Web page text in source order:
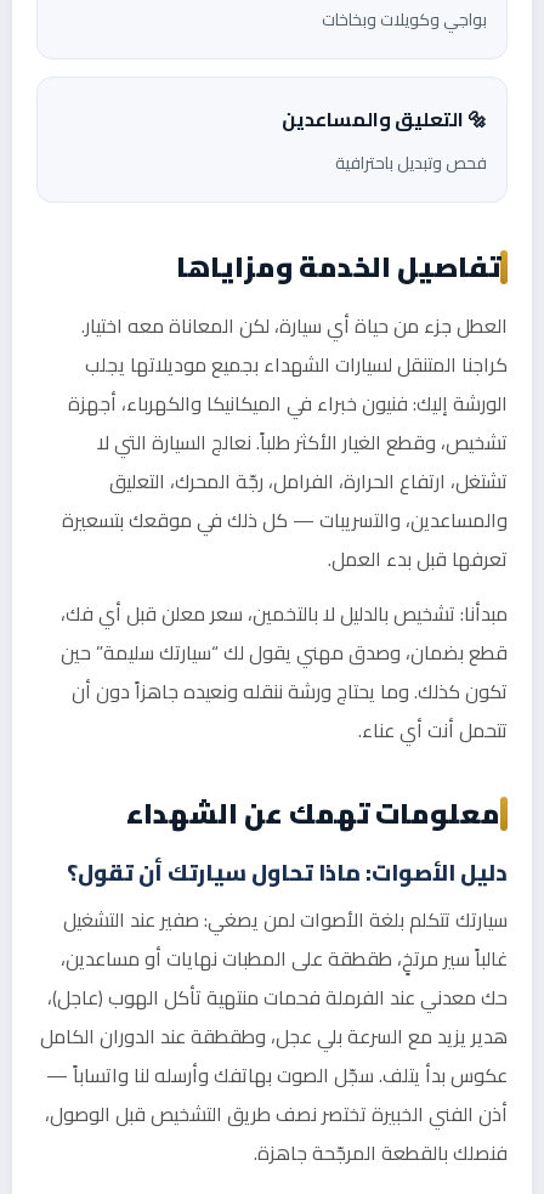
بواجي وكويلات وبخاخات
🔩 التعليق والمساعدين
فحص وتبديل باحترافية
تفاصيل الخدمة ومزاياها
العطل جزء من حياة أي سيارة، لكن المعاناة معه اختيار.
كراجنا المتنقل لسيارات الشهداء بجميع موديلاتها يجلب
الورشة إليك: فنيون خبراء في الميكانيكا والكهرباء، أجهزة
تشخيص، وقطع الغيار الأكثر طلباً. نعالج السيارة التي لا
تشتغل، ارتفاع الحرارة، الفرامل، رجّة المحرك، التعليق
والمساعدين، والتسريبات — كل ذلك في موقعك بتسعيرة
تعرفها قبل بدء العمل.
مبدأنا: تشخيص بالدليل لا بالتخمين، سعر معلن قبل أي فك،
قطع بضمان، وصدق مهني يقول لك “سيارتك سليمة” حين
تكون كذلك. وما يحتاج ورشة ننقله ونعيده جاهزاً دون أن
تتحمل أنت أي عناء.
معلومات تهمك عن الشهداء
دليل الأصوات: ماذا تحاول سيارتك أن تقول؟
سيارتك تتكلم بلغة الأصوات لمن يصغي: صفير عند التشغيل
غالباً سير مرتخٍ، طقطقة على المطبات نهايات أو مساعدين،
حك معدني عند الفرملة فحمات منتهية تأكل الهوب (عاجل)،
هدير يزيد مع السرعة بلي عجل، وطقطقة عند الدوران الكامل
عكوس بدأ يتلف. سجّل الصوت بهاتفك وأرسله لنا واتساباً —
أذن الفني الخبيرة تختصر نصف طريق التشخيص قبل الوصول،
فنصلك بالقطعة المرجّحة جاهزة.